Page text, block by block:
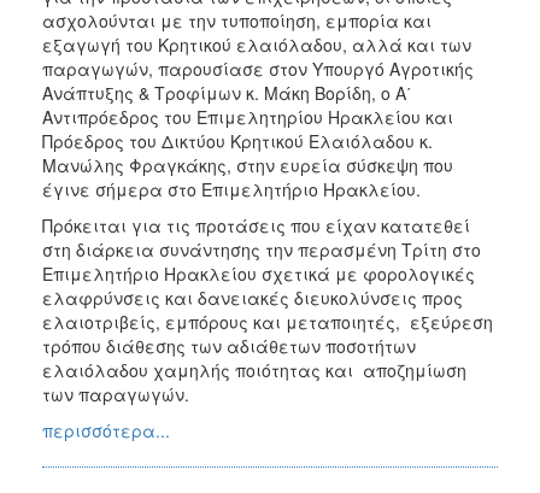
ασχολούνται με την τυποποίηση, εμπορία και
εξαγωγή του Κρητικού ελαιόλαδου, αλλά και των
παραγωγών, παρουσίασε στον Υπουργό Αγροτικής
Ανάπτυξης & Τροφίμων κ. Μάκη Βορίδη, ο Α΄
Αντιπρόεδρος του Επιμελητηρίου Ηρακλείου και
Πρόεδρος του Δικτύου Κρητικού Ελαιόλαδου κ.
Μανώλης Φραγκάκης, στην ευρεία σύσκεψη που
έγινε σήμερα στο Επιμελητήριο Ηρακλείου.
Πρόκειται για τις προτάσεις που είχαν κατατεθεί
στη διάρκεια συνάντησης την περασμένη Τρίτη στο
Επιμελητήριο Ηρακλείου σχετικά με φορολογικές
ελαφρύνσεις και δανειακές διευκολύνσεις προς
ελαιοτριβείς, εμπόρους και μεταποιητές, εξεύρεση
τρόπου διάθεσης των αδιάθετων ποσοτήτων
ελαιόλαδου χαμηλής ποιότητας και αποζημίωση
των παραγωγών.
περισσότερα...